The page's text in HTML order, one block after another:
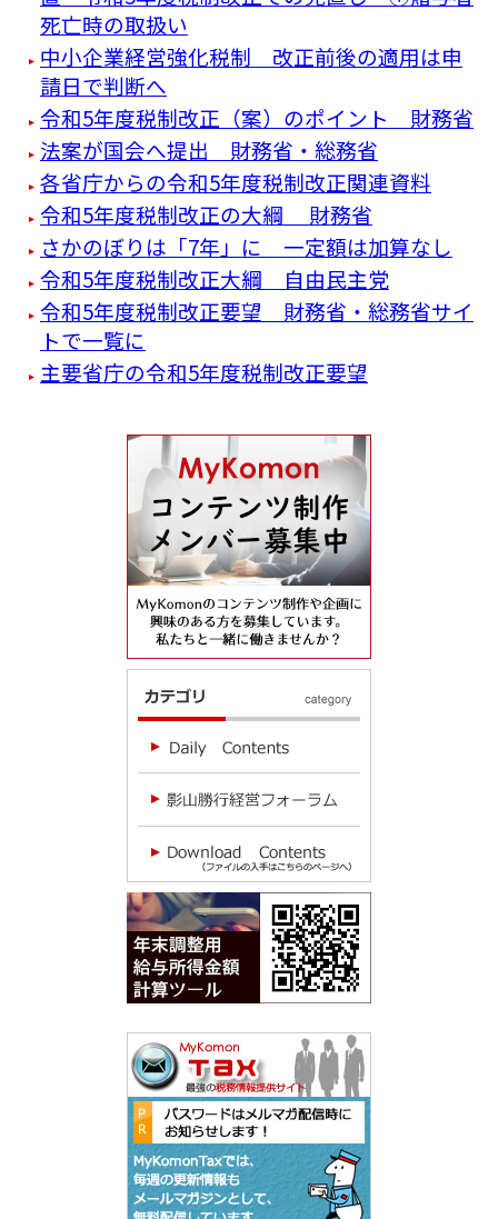
死亡時の取扱い
中小企業経営強化税制 改正前後の適用は申
請日で判断へ
令和5年度税制改正（案）のポイント 財務省
法案が国会へ提出 財務省・総務省
各省庁からの令和5年度税制改正関連資料
令和5年度税制改正の大綱 財務省
さかのぼりは「7年」に 一定額は加算なし
令和5年度税制改正大綱 自由民主党
令和5年度税制改正要望 財務省・総務省サイ
トで一覧に
主要省庁の令和5年度税制改正要望